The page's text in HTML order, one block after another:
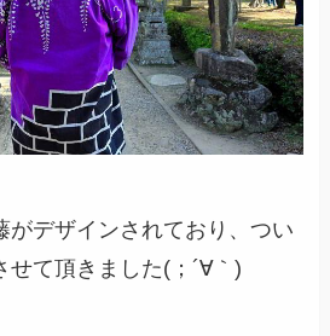
がデザインされており、つい
せて頂きました(；´∀｀)